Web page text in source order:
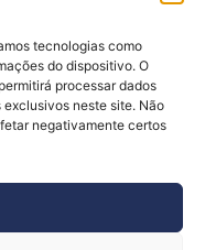
tecnologias como
do dispositivo. O
processar dados
neste site. Não
negativamente certos